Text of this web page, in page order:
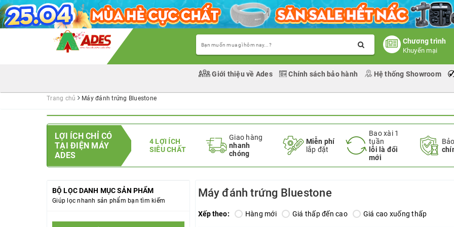
Chương trình
Khuyến mại
Giới thiệu về Ades Chính sách bảo hành Hệ thống Showroom
Trang chủ Máy đánh trứng Bluestone
LỢI ÍCH CHỈ CÓ
TẠI ĐIỆN MÁY
ADES
4 LỢI ÍCH
SIÊU CHẤT
Giao hàng
nhanh
chóng
Miễn phí
lắp đặt
Bao xài 1
tuần
lỗi là đổi
mới
BỘ LỌC DANH MỤC SẢN PHẨM
Giúp lọc nhanh sản phẩm bạn tìm kiếm
Máy đánh trứng Bluestone
Xếp theo: Hàng mới Giá thấp đến cao Giá cao xuống thấp